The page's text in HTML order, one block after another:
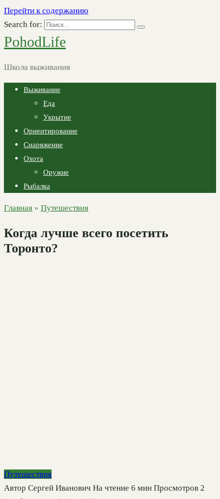
Перейти к содержанию
Search for:
PohodLife
Школа выживания
Выживание
Еда
Укрытие
Ориентирование
Снаряжение
Охота
Оружие
Рыбалка
Главная » Путешествия
Когда лучше всего посетить
Торонто?
Путешествия
Автор Сергей Иванович На чтение 6 мин Просмотров 2